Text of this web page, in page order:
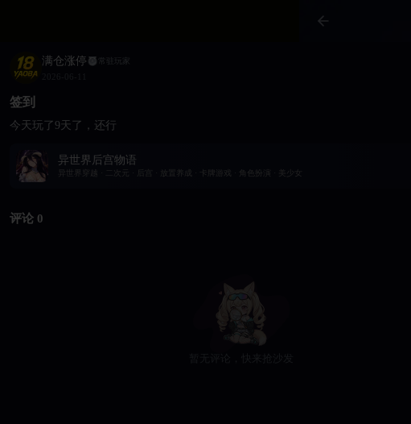
满仓涨停 常驻玩家
签到
今天玩了9天了，还行
异世界后宫物语
异世界穿越 · 二次元 · 后宫 · 放置养成 · 卡牌游戏 · 角色扮演 · 美少女
评论 0